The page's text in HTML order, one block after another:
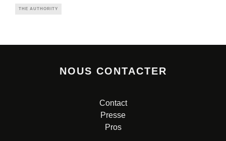
THE AUTHORITY
NOUS CONTACTER
Contact
Presse
Pros